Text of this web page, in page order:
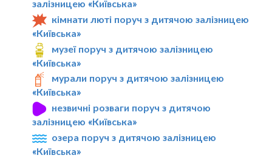
залізницею «Київська»
кімнати люті поруч з дитячою залізницею
«Київська»
музеї поруч з дитячою залізницею
«Київська»
мурали поруч з дитячою залізницею
«Київська»
незвичні розваги поруч з дитячою
залізницею «Київська»
озера поруч з дитячою залізницею
«Київська»